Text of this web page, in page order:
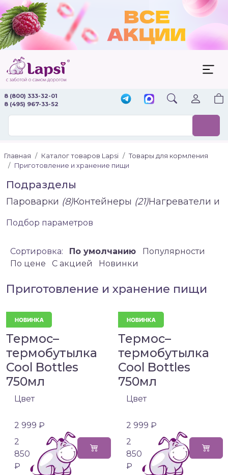
8 (800) 333-32-01
8 (495) 967-33-52
Главная Каталог товаров Lapsi
Товары для кормления
Приготовление и хранение пищи
Подразделы
Пароварки (8)Контейнеры (21)Нагреватели и
Подбор параметров
Сортировка: По умолчанию
Популярности
По цене
C акцией Новинки
Приготовление и хранение пищи
Термос–
термобутылка
Cool Bottles
750мл
Цвет
2 999 ₽
2
850
₽
Термос–
термобутылка
Cool Bottles
750мл
Цвет
2 999 ₽
2
850
₽